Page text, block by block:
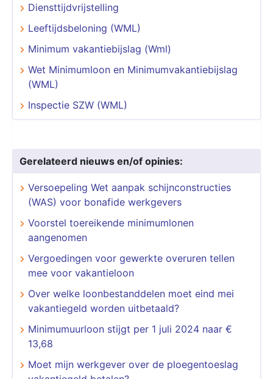
Diensttijdvrijstelling
Leeftijdsbeloning (WML)
Minimum vakantiebijslag (Wml)
Wet Minimumloon en Minimumvakantiebijslag
(WML)
Inspectie SZW (WML)
Gerelateerd nieuws en/of opinies:
Versoepeling Wet aanpak schijnconstructies
(WAS) voor bonafide werkgevers
Voorstel toereikende minimumlonen
aangenomen
Vergoedingen voor gewerkte overuren tellen
mee voor vakantieloon
Over welke loonbestanddelen moet eind mei
vakantiegeld worden uitbetaald?
Minimumuurloon stijgt per 1 juli 2024 naar €
13,68
Moet mijn werkgever over de ploegentoeslag